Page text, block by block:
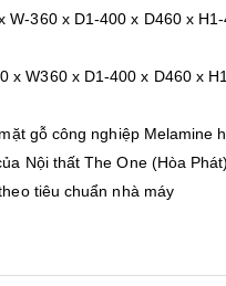
W-360 x D1-400 x D460 x
x W360 x D1-400 x D460 x
gỗ công nghiệp Melamine
Nội thất The One (Hòa Phát)
tiêu chuẩn nhà máy